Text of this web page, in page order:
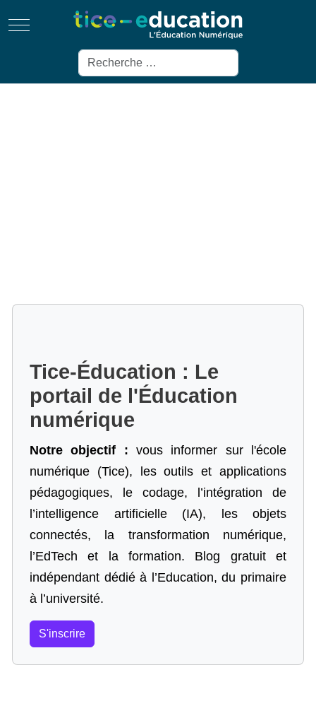
Mobile Menu Toggle
Rechercher
Tice-Éducation : Le
portail de l'Éducation
numérique
Notre objectif : vous informer sur l'école
numérique (Tice), les outils et applications
pédagogiques, le codage,
l’intégration de
l’intelligence artificielle (IA), les objets
connectés, la transformation numérique,
l’EdTech et la formation. Blog gratuit et
indépendant dédié à l’Education, du primaire
à l’université.
S'inscrire